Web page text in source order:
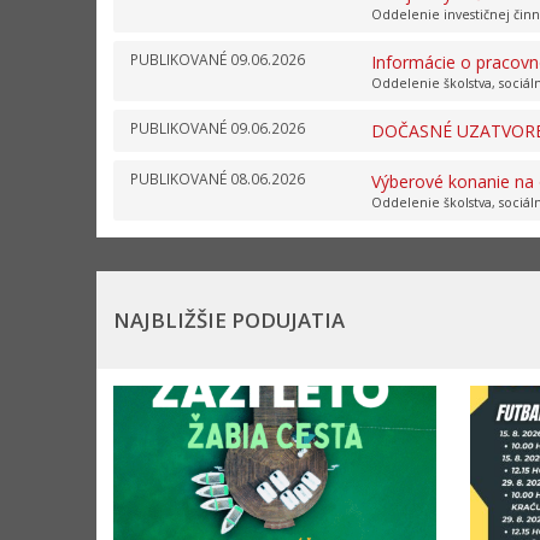
Oddelenie investičnej
PUBLIKOVANÉ 09.06.2026 Informácie o
Oddelenie školstva,
PUBLIKOVANÉ 09.06.2026 DOČASNÉ
PUBLIKOVANÉ 08.06.2026 Výberové konanie
Oddelenie školstva,
NAJBLIŽŠIE PODUJATIA